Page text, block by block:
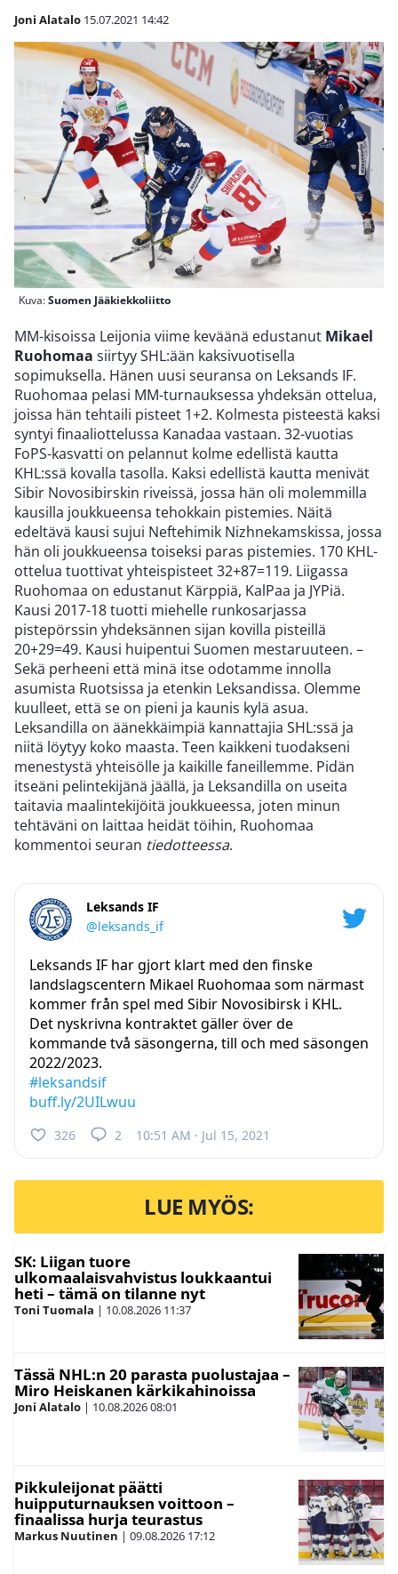
Joni Alatalo 15.07.2021 14:42
Kuva:Suomen Jääkiekkoliitto
MM-kisoissa Leijonia viime keväänä edustanut Mikael
Ruohomaa siirtyy SHL:ään kaksivuotisella
sopimuksella. Hänen uusi seuransa on Leksands IF.
Ruohomaa pelasi MM-turnauksessa yhdeksän ottelua,
joissa hän tehtaili pisteet 1+2. Kolmesta pisteestä kaksi
syntyi finaaliottelussa Kanadaa vastaan. 32-vuotias
FoPS-kasvatti on pelannut kolme edellistä kautta
KHL:ssä kovalla tasolla. Kaksi edellistä kautta menivät
Sibir Novosibirskin riveissä, jossa hän oli molemmilla
kausilla joukkueensa tehokkain pistemies. Näitä
edeltävä kausi sujui Neftehimik Nizhnekamskissa, jossa
hän oli joukkueensa toiseksi paras pistemies. 170 KHL-
ottelua tuottivat yhteispisteet 32+87=119. Liigassa
Ruohomaa on edustanut Kärppiä, KalPaa ja JYPiä.
Kausi 2017-18 tuotti miehelle runkosarjassa
pistepörssin yhdeksännen sijan kovilla pisteillä
20+29=49. Kausi huipentui Suomen mestaruuteen. –
Sekä perheeni että minä itse odotamme innolla
asumista Ruotsissa ja etenkin Leksandissa. Olemme
kuulleet, että se on pieni ja kaunis kylä asua.
Leksandilla on äänekkäimpiä kannattajia SHL:ssä ja
niitä löytyy koko maasta. Teen kaikkeni tuodakseni
menestystä yhteisölle ja kaikille faneillemme. Pidän
itseäni pelintekijänä jäällä, ja Leksandilla on useita
taitavia maalintekijöitä joukkueessa, joten minun
tehtäväni on laittaa heidät töihin, Ruohomaa
kommentoi seuran tiedotteessa.
Leksands IF
@leksands_if
Leksands IF har gjort klart med den finske
landslagscentern Mikael Ruohomaa som närmast
kommer från spel med Sibir Novosibirsk i KHL.
Det nyskrivna kontraktet gäller över de
kommande två säsongerna, till och med säsongen
2022/2023.
#leksandsif
buff.ly/2UILwuu
326 2 10:51 AM · Jul 15, 2021
LUE MYÖS:
SK: Liigan tuore
ulkomaalaisvahvistus loukkaantui
heti – tämä on tilanne nyt
Toni Tuomala | 10.08.2026 11:37
Tässä NHL:n 20 parasta puolustajaa –
Miro Heiskanen kärkikahinoissa
Joni Alatalo | 10.08.202608:01
Pikkuleijonat päätti
huipputurnauksen voittoon –
finaalissa hurja teurastus
Markus Nuutinen | 09.08.2026 17:12